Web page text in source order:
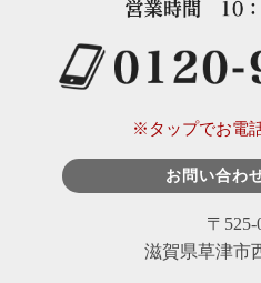
※タップでお電
お問い合わ
〒525-
滋賀県草津市